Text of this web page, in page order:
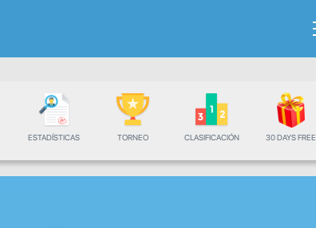
ESTADÍSTICAS TORNEO CLASIFICACIÓN 30 DAYS FREE